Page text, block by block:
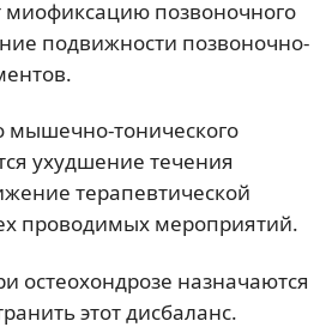
миофиксацию позвоночного
подвижности позвоночно-
мышечно-тонического
ухудшение течения
терапевтической
проводимых мероприятий.
остеохондрозе назначаются
этот дисбаланс.